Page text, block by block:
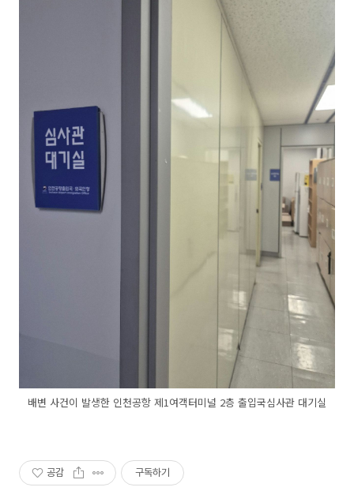
배변 사건이 발생한 인천공항 제1여객터미널 2층 출입국심사관 대기실
공감 구독하기